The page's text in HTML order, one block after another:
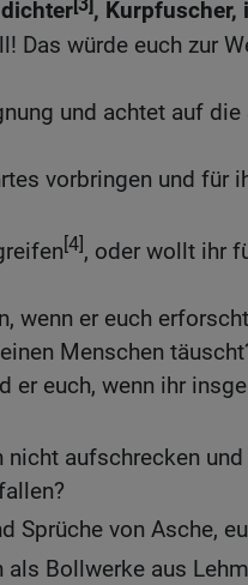
, Kurpfuscher,
Das würde euch zur
und achtet auf die
vorbringen und für
[4], oder wollt ihr
wenn er euch
Menschen
er euch, wenn ihr
aufschrecken und
Sprüche von Asche,
als Bollwerke aus